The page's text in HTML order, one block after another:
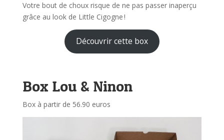
Votre bout de choux risque de ne pas passer inaperçu
grâce au look de Little Cigogne !
Découvrir cette box
Box Lou & Ninon
Box à partir de 56.90 euros